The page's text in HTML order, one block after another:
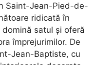
Saint-Jean-Pied-de-
ridicată în
satul și oferă
împrejurimilor. De
Jean-Baptiste, cu